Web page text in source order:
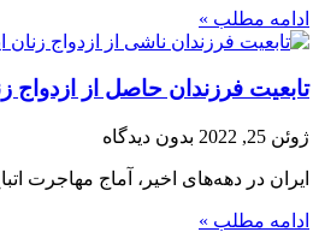
ادامه مطلب »
تابعیت فرزندان حاصل از ازدواج
ژوئن 25, 2022 بدون دیدگاه
ایران در دهه‌های اخیر، آماج مهاجرت
ادامه مطلب »